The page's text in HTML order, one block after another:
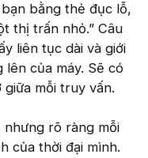
bằng thẻ đục lỗ,
thị trấn nhỏ.” Câu
liên tục dài và giới
lên của máy. Sẽ có
mỗi truy vấn.
nhưng rõ ràng mỗi
của thời đại mình.